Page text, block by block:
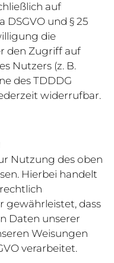
auf
DSGVO und § 25
die
den Zugriff auf
Nutzers (z. B.
des TDDDG
widerrufbar.
Nutzung des oben
Hierbei handelt
gewährleistet, dass
Daten unserer
Weisungen
verarbeitet.